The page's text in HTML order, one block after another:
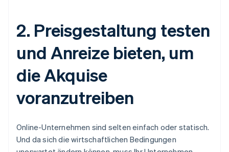
2. Preisgestaltung testen
und Anreize bieten, um
die Akquise
voranzutreiben
Online-Unternehmen sind selten einfach oder statisch.
Und da sich die wirtschaftlichen Bedingungen